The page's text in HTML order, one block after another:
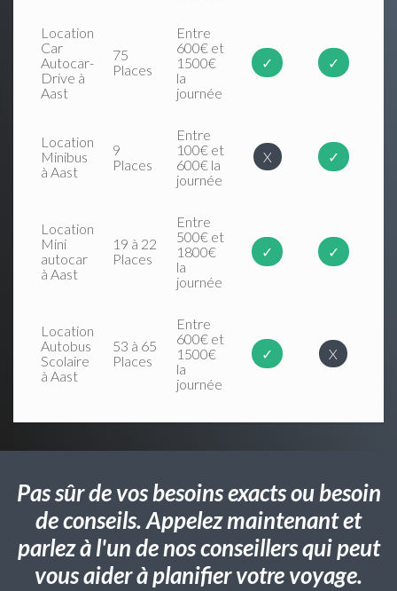
Location
Car
Autocar-
Drive à
Aast
75
Places
Entre
600€ et
1500€
la
journée
✓ ✓
Location
Minibus
à Aast
9
Places
Entre
100€ et
600€ la
journée
X ✓
Location
Mini
autocar
à Aast
19 à 22
Places
Entre
500€ et
1800€
la
journée
✓ ✓
Location
Autobus
Scolaire
à Aast
53 à 65
Places
Entre
600€ et
1500€
la
journée
✓ X
Pas sûr de vos besoins exacts ou besoin
de conseils. Appelez maintenant et
parlez à l'un de nos conseillers qui peut
vous aider à planifier votre voyage.